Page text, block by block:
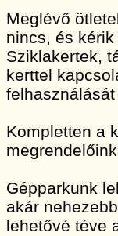
Meglévő
nincs, és
Sziklakertek,
kerttel
Kompletten a
Gépparkunk
akár
lehetővé téve